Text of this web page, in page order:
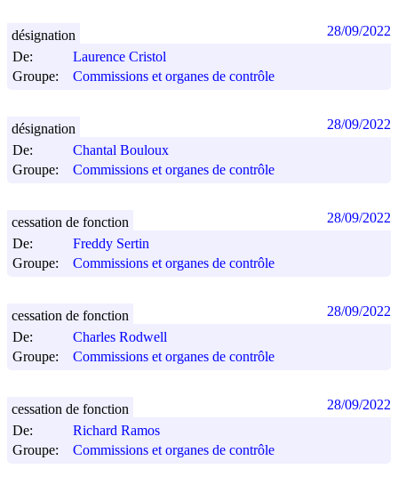
De:
Laurence Cristol
Groupe:
Commissions et organes de contrôle
désignation 28/09/2022
De:
Chantal Bouloux
Groupe:
Commissions et organes de contrôle
désignation 28/09/2022
De:
Freddy Sertin
Groupe:
Commissions et organes de contrôle
cessation de fonction 28/09/2022
De:
Charles Rodwell
Groupe:
Commissions et organes de contrôle
cessation de fonction 28/09/2022
De:
Richard Ramos
Groupe:
Commissions et organes de contrôle
cessation de fonction 28/09/2022